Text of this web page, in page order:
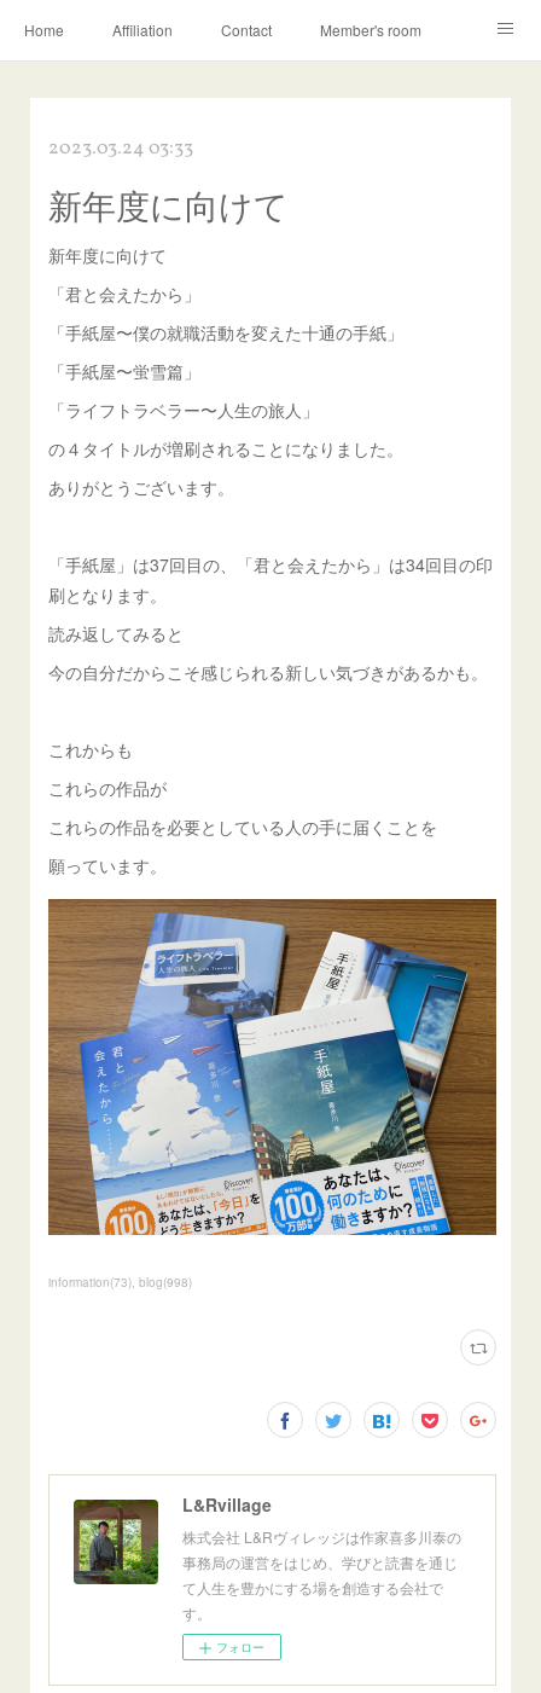
Home Affiliation Contact Member's room
2023.03.24 03:33
新年度に向けて
新年度に向けて
「君と会えたから」
「手紙屋〜僕の就職活動を変えた十通の手紙」
「手紙屋〜蛍雪篇」
「ライフトラベラー〜人生の旅人」
の４タイトルが増刷されることになりました。
ありがとうございます。
「手紙屋」は37回目の、「君と会えたから」は34回目の印
刷となります。
読み返してみると
今の自分だからこそ感じられる新しい気づきがあるかも。
これからも
これらの作品が
これらの作品を必要としている人の手に届くことを
願っています。
information(73) blog(998)
L&Rvillage
株式会社 L&Rヴィレッジは作家喜多川泰の
事務局の運営をはじめ、学びと読書を通じ
て人生を豊かにする場を創造する会社で
す。
フォロー